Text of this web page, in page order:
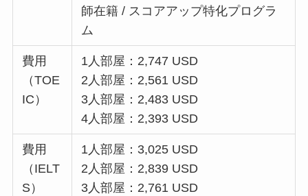
師在籍 / スコアアップ特化プログラ
ム
費用
（TOE
IC）
1人部屋：2,747 USD
2人部屋：2,561 USD
3人部屋：2,483 USD
4人部屋：2,393 USD
費用
（IELT
S）
1人部屋：3,025 USD
2人部屋：2,839 USD
3人部屋：2,761 USD